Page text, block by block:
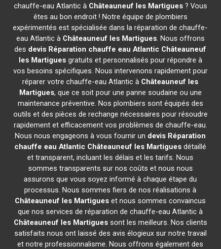
chauffe-eau Atlantic à Châteauneuf les Martigues? Vous
êtes au bon endroit ! Notre équipe de plombiers
expérimentés est spécialisée dans la réparation de chauffe-
eau Atlantic à Châteauneuf les Martigues. Nous offrons
des devis Réparation chauffe eau Atlantic Châteauneuf
les Martiguesgratuits et personnalisés pour répondre à
vos besoins spécifiques. Nous intervenons rapidement pour
réparer votre chauffe-eau Atlantic à Châteauneuf les
Martigues, que ce soit pour une panne soudaine ou une
maintenance préventive. Nos plombiers sont équipés des
outils et des pièces de rechange nécessaires pour résoudre
rapidement et efficacement vos problèmes de chauffe-eau.
Nous nous engageons à vous fournir un devis Réparation
chauffe eau Atlantic Châteauneuf les Martigues détaillé
et transparent, incluant les délais et les tarifs. Nous
sommes transparents sur nos coûts et nous nous
assurons que vous soyez informé à chaque étape du
processus. Nous sommes fiers de nos réalisations à
Châteauneuf les Martigues et nous sommes convaincus
que nos services de réparation de chauffe-eau Atlantic à
Châteauneuf les Martiguessont les meilleurs. Nos clients
satisfaits nous ont laissé des avis élogieux sur notre travail
et notre professionnalisme. Nous offrons également des